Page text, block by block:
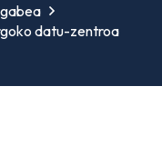
datu-zentroa